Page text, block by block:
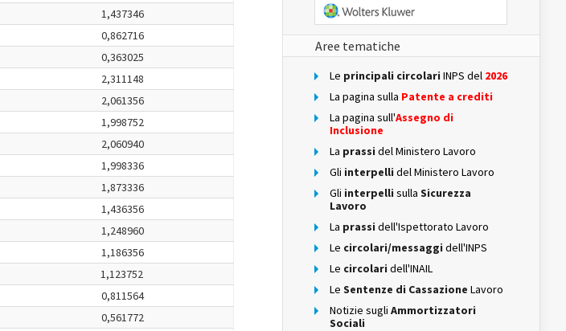
1,437346
0,862716
0,363025
2,311148
2,061356
1,998752
2,060940
1,998336
1,873336
1,436356
1,248960
1,186356
1,123752
0,811564
0,561772
Aree tematiche
Le principali circolari INPS del 2026
La pagina sulla Patente a crediti
La pagina sull'Assegno di
Inclusione
La prassi del Ministero Lavoro
Gli interpelli del Ministero Lavoro
Gli interpelli sulla Sicurezza
Lavoro
La prassi dell'Ispettorato Lavoro
Le circolari/messaggi dell'INPS
Le circolari dell'INAIL
Le Sentenze di Cassazione Lavoro
Notizie sugli Ammortizzatori
Sociali